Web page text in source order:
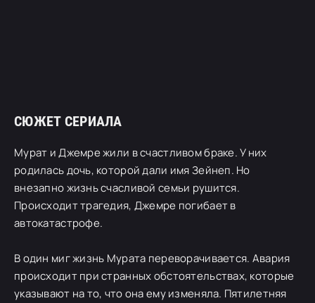
СЮЖЕТ СЕРИАЛА
Мурат и Джемре жили в счастливом браке. У них
родилась дочь, которой дали имя Зейнеп. Но
внезапно жизнь счасливой семьи рушится.
Происходит трагедия, Джемре погибает в
автокатастрофе.
В один миг жизнь Мурата переворачивается. Авария
происходит при странных обстоятельствах, которые
указывают на то, что она ему изменяла. Пятилетняя